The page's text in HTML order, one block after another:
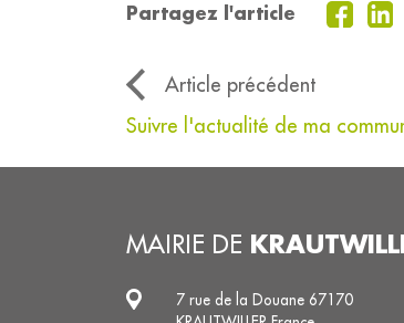
Partagez l'article
Article précédent
Suivre l'actualité de ma
MAIRIE DE
7 rue de la Douane 67170